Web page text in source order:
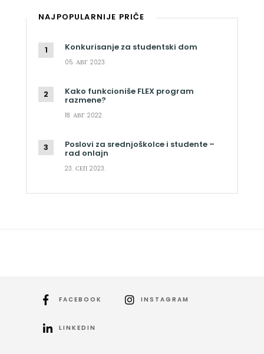
NAJPOPULARNIJE PRIČE
Konkurisanje za studentski dom
05. АВГ 2023.
Kako funkcioniše FLEX program
razmene?
18. АВГ 2022.
Poslovi za srednjoškolce i studente –
rad onlajn
23. СЕП 2023.
FACEBOOK INSTAGRAM
LINKEDIN